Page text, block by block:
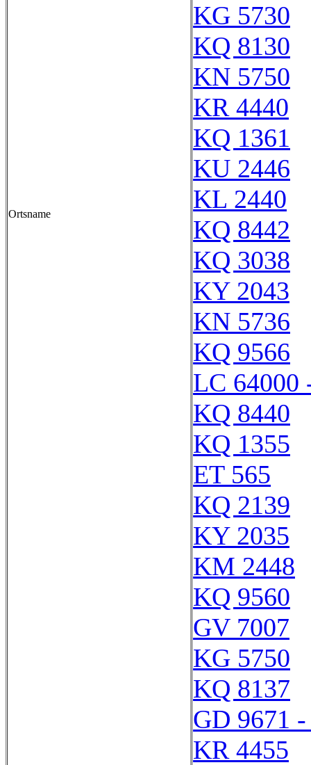
Ortsname
KG 5730
KQ 8130
KN 5750
KR 4440
KQ 1361
KU 2446
KL 2440
KQ 8442
KQ 3038
KY 2043
KN 5736
KQ 9566
LC 64000
KQ 8440
KQ 1355
ET 565
KQ 2139
KY 2035
KM 2448
KQ 9560
GV 7007
KG 5750
KQ 8137
GD 9671
KR 4455